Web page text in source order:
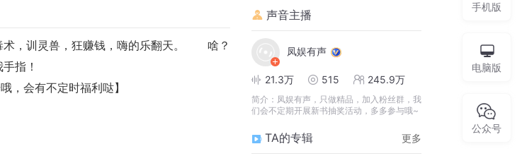
，训灵兽，狂赚钱，嗨的乐翻天。　　啥？
指！
，会有不定时福利哒】
声音主播
凤娱有声
21.3万 515 245.9万
简介： 凤娱有声，只做精品，加入粉丝群，我
们会不定期开展新书抽奖活动，多多参与哦~
TA的专辑 更多
手机版
电脑版
公众号